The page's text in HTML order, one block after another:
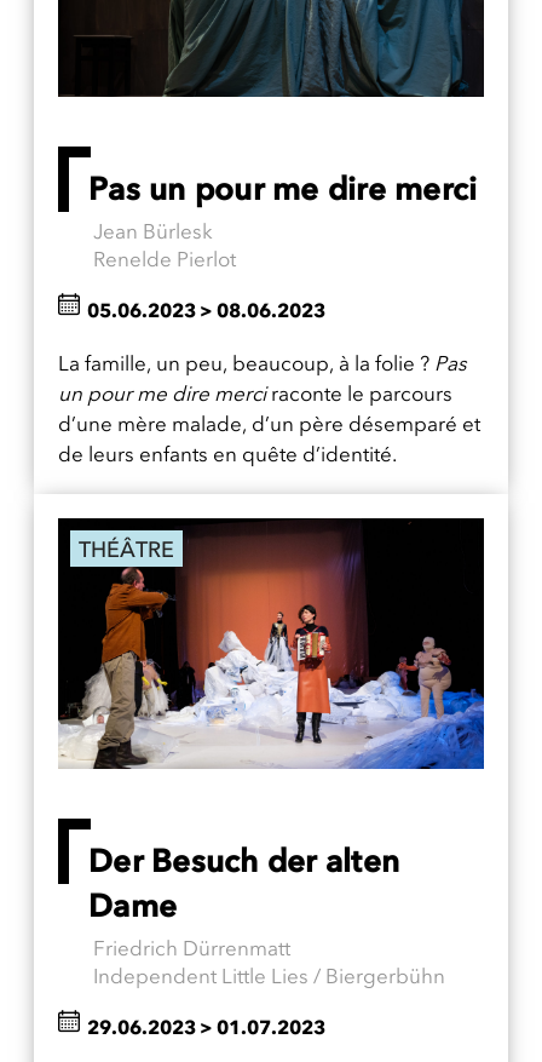
Pas un pour me dire merci
Jean Bürlesk
Renelde Pierlot
La famille, un peu, beaucoup, à la folie ? Pas
un pour me dire merciraconte le parcours
d’une mère malade, d’un père désemparé et
de leurs enfants en quête d’identité.
05.06.2023 > 08.06.2023
THÉÂTRE
Der Besuch der alten
Dame
Friedrich Dürrenmatt
Independent Little Lies / Biergerbühn
29.06.2023 > 01.07.2023